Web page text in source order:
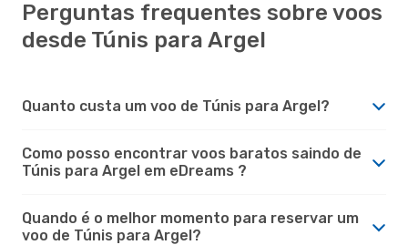
Perguntas frequentes sobre voos
desde Túnis para Argel
Quanto custa um voo de Túnis para Argel?
Como posso encontrar voos baratos saindo de
Túnis para Argel em eDreams ?
Quando é o melhor momento para reservar um
voo de Túnis para Argel?